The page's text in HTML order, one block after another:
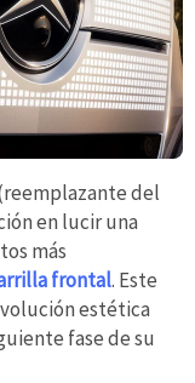
del
en lucir una
más
frontal. Este
estética
fase de su